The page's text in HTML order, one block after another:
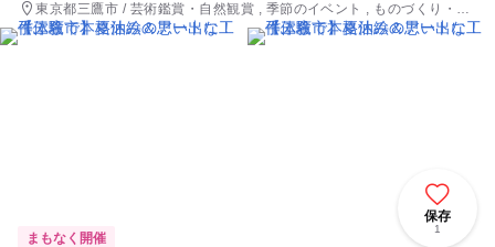
東京都三鷹市 / 芸術鑑賞・自然観賞 , 季節のイベント , ものづくり・学
び体験 , 街なかイベント , ミニイベント
保存
1
まもなく開催